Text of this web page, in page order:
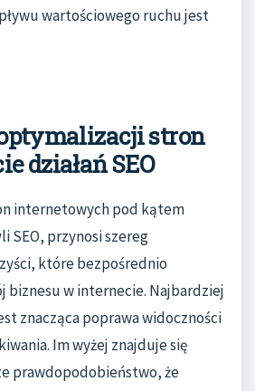
wartościowego ruchu jest
stron
działań SEO
internetowych pod kątem
SEO, przynosi szereg
które bezpośrednio
biznesu w internecie. Najbardziej
znacząca poprawa widoczności
Im wyżej znajduje się
prawdopodobieństwo, że